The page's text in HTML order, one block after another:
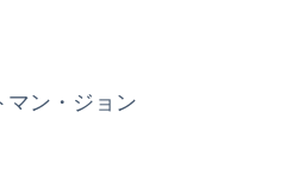
マン・ジョン